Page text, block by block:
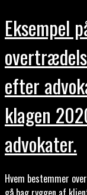
Eksempel
efter
klagen
advokater.
Hvem bestemmer